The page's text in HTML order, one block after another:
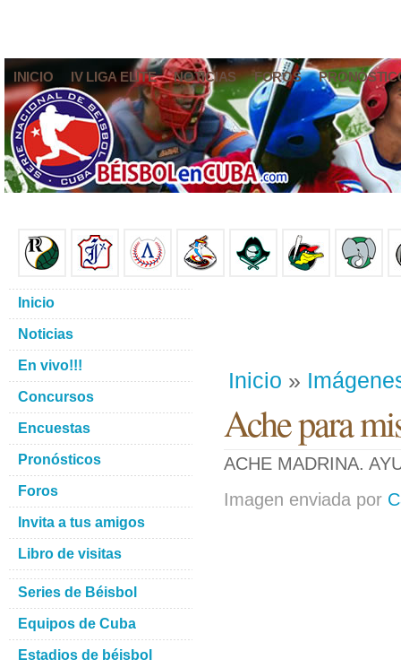
INICIO IV LIGA ELITE NOTICIAS FOROS
Inicio »
Ache para
ACHE MADRINA.
Imagen enviada por
Inicio
Noticias
En vivo!!!
Concursos
Encuestas
Pronósticos
Foros
Invita a tus amigos
Libro de visitas
Series de Béisbol
Equipos de Cuba
Estadios de béisbol